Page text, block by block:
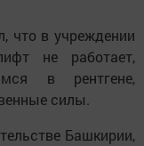
что в учреждении
не работает,
в рентгене,
силы.
Башкирии,